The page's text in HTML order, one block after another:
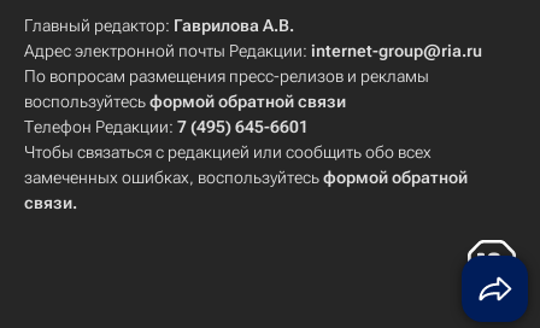
Главный редактор: Гаврилова А.В.
Адрес электронной почты Редакции: internet-group@ria.ru
По вопросам размещения пресс-релизов и рекламы
воспользуйтесьформой обратной связи
Телефон Редакции: 7 (495) 645-6601
Чтобы связаться с редакцией или сообщить обо всех
замеченных ошибках, воспользуйтесьформой обратной
связи.